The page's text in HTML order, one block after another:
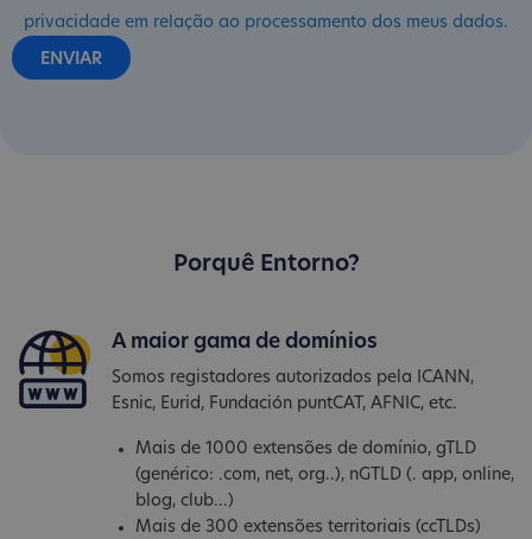
privacidade em relação ao processamento dos meus dados.
Porquê Entorno?
A maior gama de domínios
Somos registadores autorizados pela ICANN,
Esnic, Eurid, Fundación puntCAT, AFNIC, etc.
Mais de 1000 extensões de domínio, gTLD
(genérico: .com, net, org..), nGTLD (. app, online,
blog, club...)
Mais de 300 extensões territoriais (ccTLDs)